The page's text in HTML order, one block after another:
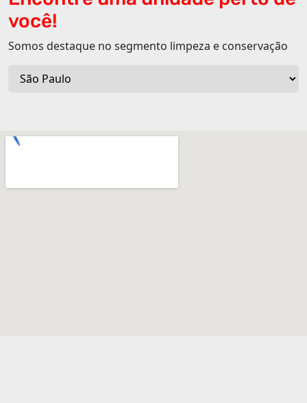
você!
Somos destaque no segmento limpeza e conservação